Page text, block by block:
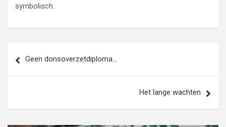
symbolisch.
navigatie
Geen donsoverzetdiploma…
Het lange wachten